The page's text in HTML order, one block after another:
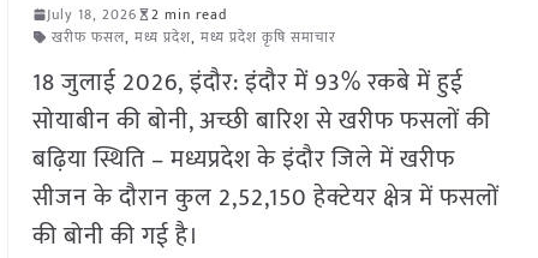
July 18, 2026
2 min read
खरीफ फसल, मध्य प्रदेश, मध्य प्रदेश कृषि समाचार
18 जुलाई 2026, इंदौर: इंदौर में 93% रकबे में हुई
सोयाबीन की बोनी, अच्छी बारिश से खरीफ फसलों की
बढ़िया स्थिति – मध्यप्रदेश के इंदौर जिले में खरीफ
सीजन के दौरान कुल 2,52,150 हेक्टेयर क्षेत्र में फसलों
की बोनी की गई है।